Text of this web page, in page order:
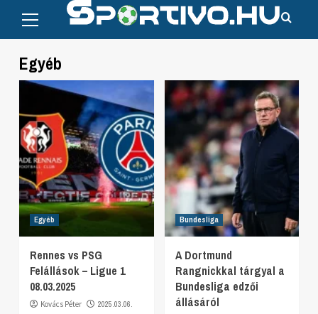
content
Menu
Egyéb
Egyéb
Rennes vs PSG
Felállások – Ligue 1
08.03.2025
Kovács Péter 2025.03.06.
Bundesliga
A Dortmund
Rangnickkal tárgyal a
Bundesliga edzői
állásáról